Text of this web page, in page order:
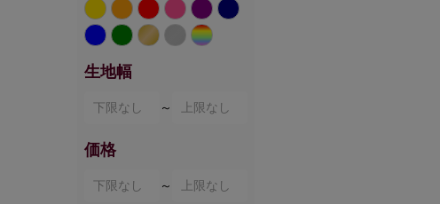
生地幅
～
価格
～